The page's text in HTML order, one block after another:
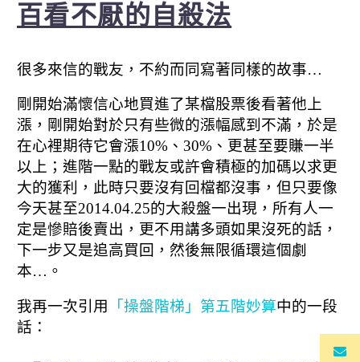
百看不厭的自殺法
很多來信的戰友，不約而同寫著同樣的故事…
剛開始滿懷信心地買進了某檔股票後看著他上
漲，剛開始對於只有些微的漲幅感到不滿， 於是
在心裡期待它會漲10%、30%、更甚至要賺一半
以上；進階一點的戰友或許會積極的加碼以求更
大的獲利，此時只要沒有回檔都沒事，但只要像
今天甚至2014.04.25的大殺盤一出現， 所有人一
定是慘賠後賣出，更不用講多頭如果沒死的話，
下一步又是追高買回，然後無限循環這個劇
本…。
我再一次引用 「操盤階梯」第五階妙算中的一段
話：